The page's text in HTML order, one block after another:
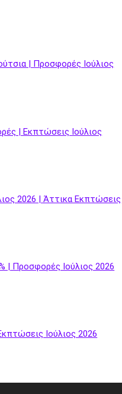
| Προσφορές Ιούλιος
| Εκπτώσεις Ιούλιος
2026 | Άττικα Εκπτώσεις
| Προσφορές Ιούλιος 2026
Ιούλιος 2026